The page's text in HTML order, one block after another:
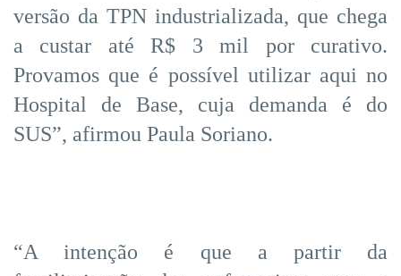
versão da TPN industrializada, que chega
a custar até R$ 3 mil por curativo.
Provamos que é possível utilizar aqui no
Hospital de Base, cuja demanda é do
SUS”, afirmou Paula Soriano.
“A intenção é que a partir da